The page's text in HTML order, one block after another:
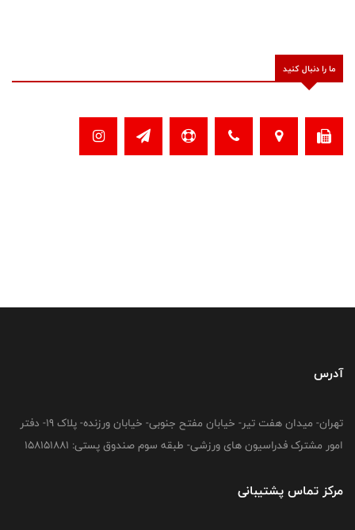
ما را دنبال کنید
آدرس
تهران- میدان هفت تیر- خیابان مفتح جنوبی- خیابان ورزنده- پلاک 19- دفتر
امور مشترک فدراسیون های ورزشی- طبقه سوم صندوق پستی: 158151881
مرکز تماس پشتیبانی